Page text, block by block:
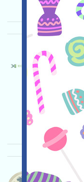
行儘調並
关联:需
收录时间
重要